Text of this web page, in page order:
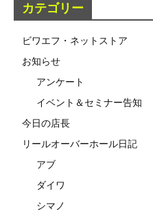
カテゴリー
ビワエフ・ネットストア
お知らせ
アンケート
イベント＆セミナー告知
今日の店長
リールオーバーホール日記
アブ
ダイワ
シマノ